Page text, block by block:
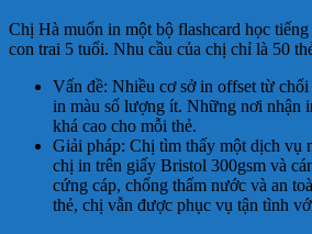
Chị Hà muốn in một bộ flashcard học
con trai 5 tuổi. Nhu cầu của chị chỉ là 50
Vấn đề: Nhiều cơ sở in offset từ
in màu số lượng ít. Những nơi nhận
khá cao cho mỗi thẻ.
Giải pháp: Chị tìm thấy một dịch vụ
chị in trên giấy Bristol 300gsm và
cứng cáp, chống thấm nước và an
thẻ, chị vẫn được phục vụ tận tình